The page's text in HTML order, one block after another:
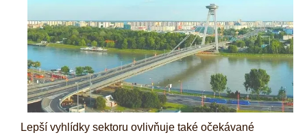
Lepší vyhlídky sektoru ovlivňuje také očekávané